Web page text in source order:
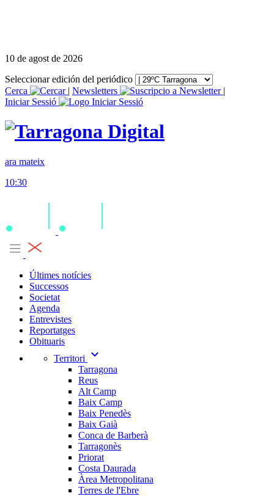
10 de agost de 2026
Seleccionar edición del periódico
Cerca
| Newsletters
|
Iniciar Sessió
ara mateix
10:30
Últimes notícies
Successos
Societat
Agenda
Entrevistes
Reportatges
Obituaris
Territori
expand_more
Tarragona
Reus
Alt Camp
Baix Camp
Baix Penedès
Baix Gaià
Conca de Barberà
Tarragonès
Priorat
Costa Daurada
Àrea Metropolitana
Terres de l'Ebre